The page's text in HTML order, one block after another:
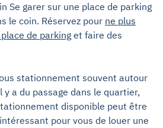
Se garer sur une place de parking
le coin. Réservez pour ne plus
de parking et faire des
stationnement souvent autour
y a du passage dans le quartier,
disponible peut être
pour vous de louer une